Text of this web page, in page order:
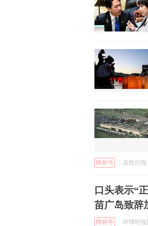
网易号 农民日
口头表示“
苗广岛致辞
网易号 环球时